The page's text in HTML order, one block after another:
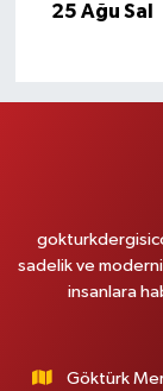
25 Ağu Sal
sadelik ve
insanlara
Göktürk